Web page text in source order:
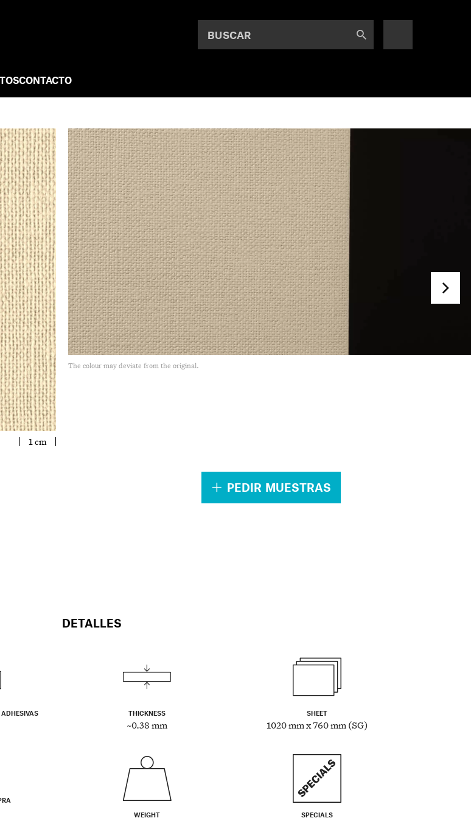
BUSCAR
CONTACTO
1 cm
The colour may deviate from the original.
PEDIR MUESTRAS
DETALLES
THICKNESS
~0.38 mm
SHEET
1020 mm x 760 mm (SG)
WEIGHT SPECIALS